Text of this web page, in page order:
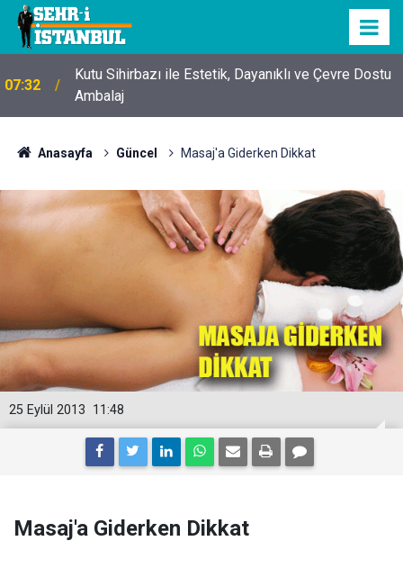
07:32
Kutu Sihirbazı ile Estetik, Dayanıklı ve Çevre Dostu
Ambalaj
Anasayfa Güncel Masaj'a Giderken Dikkat
11:48
25 Eylül 2013
Masaj'a Giderken Dikkat